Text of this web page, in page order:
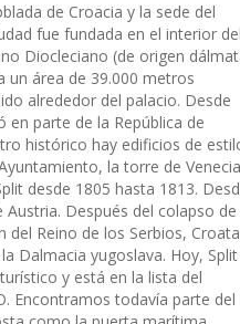
de Croacia y la sede del
fue fundada en el interior
Diocleciano (de origen
un área de 39.000 metros
alrededor del palacio. Desde
en parte de la República de
histórico hay edificios de
la torre de
desde 1805 hasta 1813.
Después del colapso de
del Reino de los Serbios,
Dalmacia yugoslava. Hoy,
y está en la lista del
Encontramos todavía parte del